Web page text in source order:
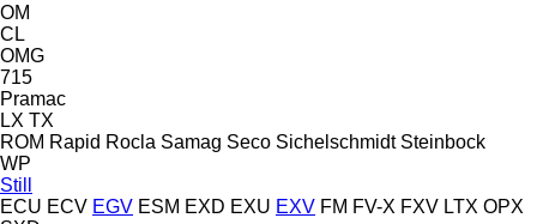
OM
CL
OMG
715
Pramac
LX TX
ROM Rapid Rocla Samag Seco Sichelschmidt Steinbock
WP
Still
ECU ECV EGV ESM EXD EXU EXV FM FV-X FXV LTX OPX